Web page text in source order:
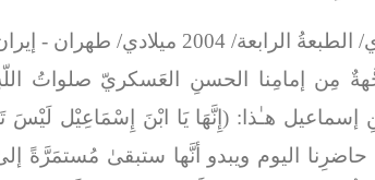
(رجالُ الكشيّ)، طبعةُ مركزِ نشر آثار العلَّامة
مِن إمامِنا الحسنِ العَسكريّ صلواتُ
إسماعيل هـٰذا: (إِنَّهَا يَا ابْنَ إِسْمَاعِيْل
اليوم ويبدو أنَّها ستبقىٰ مُستمَرَّةً